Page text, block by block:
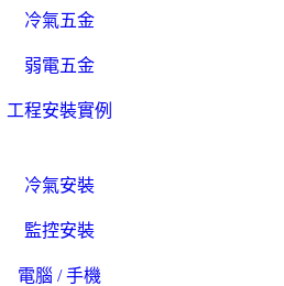
冷氣五金
弱電五金
工程安裝實例
冷氣安裝
監控安裝
電腦 / 手機